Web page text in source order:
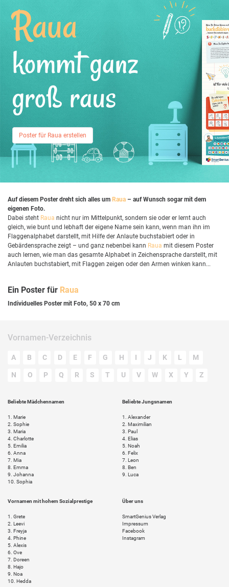
Raua
kommt ganz
groß raus
Poster für Raua erstellen
Auf diesem Poster dreht sich alles um Raua – auf Wunsch sogar mit dem
eigenen Foto.
Dabei steht Raua nicht nur im Mittelpunkt, sondern sie oder er lernt auch
gleich, wie bunt und lebhaft der eigene Name sein kann, wenn man ihn im
Flaggenalphabet darstellt, mit Hilfe der Anlaute buchstabiert oder in
Gebärdensprache zeigt – und ganz nebenbei kann Raua mit diesem Poster
auch lernen, wie man das gesamte Alphabet in Zeichensprache darstellt, mit
Anlauten buchstabiert, mit Flaggen zeigen oder den Armen winken kann...
Ein Poster für Raua
Individuelles Poster mit Foto, 50 x 70 cm
Vornamen-Verzeichnis
A B C D E F G H I J K L M
N O P Q R S T U V W X Y Z
Beliebte Mädchennamen
1.
Marie
2. Sophie
3. Maria
4. Charlotte
5. Emilia
6. Anna
7. Mia
8. Emma
9. Johanna
10. Sophia
Beliebte Jungsnamen
1.
Alexander
2. Maximilian
3. Paul
4. Elias
5. Noah
6. Felix
7. Leon
8. Ben
9. Luca
Vornamen mit hohem Sozialprestige
1.
Grete
2. Leevi
3. Freyja
4. Phine
5. Alexis
6. Ove
7. Doreen
8. Hajo
9. Noa
10. Hedda
Über uns
SmartGenius Verlag
Impressum
Facebook
Instagram